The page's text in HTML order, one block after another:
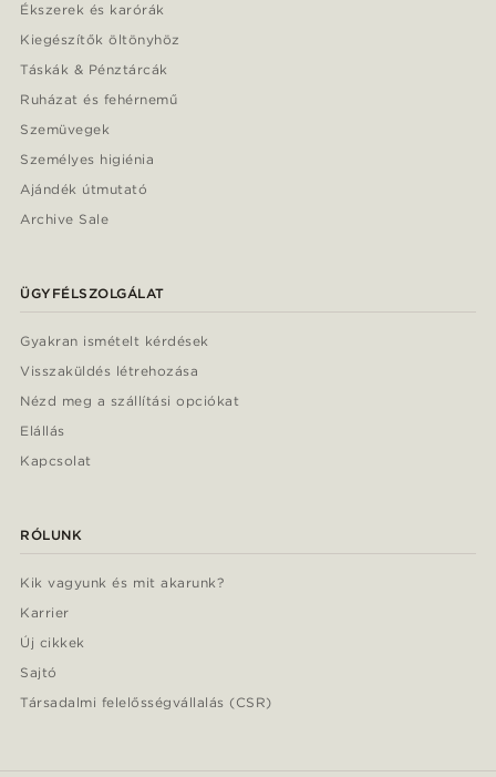
Ékszerek és karórák
Kiegészítők öltönyhöz
Táskák & Pénztárcák
Ruházat és fehérnemű
Szemüvegek
Személyes higiénia
Ajándék útmutató
Archive Sale
ÜGYFÉLSZOLGÁLAT
Gyakran ismételt kérdések
Visszaküldés létrehozása
Nézd meg a szállítási opciókat
Elállás
Kapcsolat
RÓLUNK
Kik vagyunk és mit akarunk?
Karrier
Új cikkek
Sajtó
Társadalmi felelősségvállalás (CSR)